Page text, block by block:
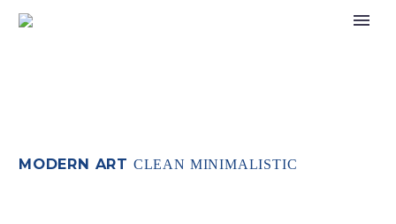
MODERN ART CLEAN MINIMALISTIC